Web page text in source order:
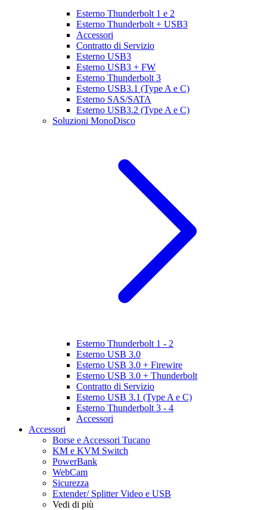
Esterno Thunderbolt 1 e 2
Esterno Thunderbolt + USB3
Accessori
Contratto di Servizio
Esterno USB3
Esterno USB3 + FW
Esterno Thunderbolt 3
Esterno USB3.1 (Type A e C)
Esterno SAS/SATA
Esterno USB3.2 (Type A e C)
Soluzioni MonoDisco
Esterno Thunderbolt 1 - 2
Esterno USB 3.0
Esterno USB 3.0 + Firewire
Esterno USB 3.0 + Thunderbolt
Contratto di Servizio
Esterno USB 3.1 (Type A e C)
Esterno Thunderbolt 3 - 4
Accessori
Accessori
Borse e Accessori Tucano
KM e KVM Switch
PowerBank
WebCam
Sicurezza
Extender/ Splitter Video e USB
Vedi di più